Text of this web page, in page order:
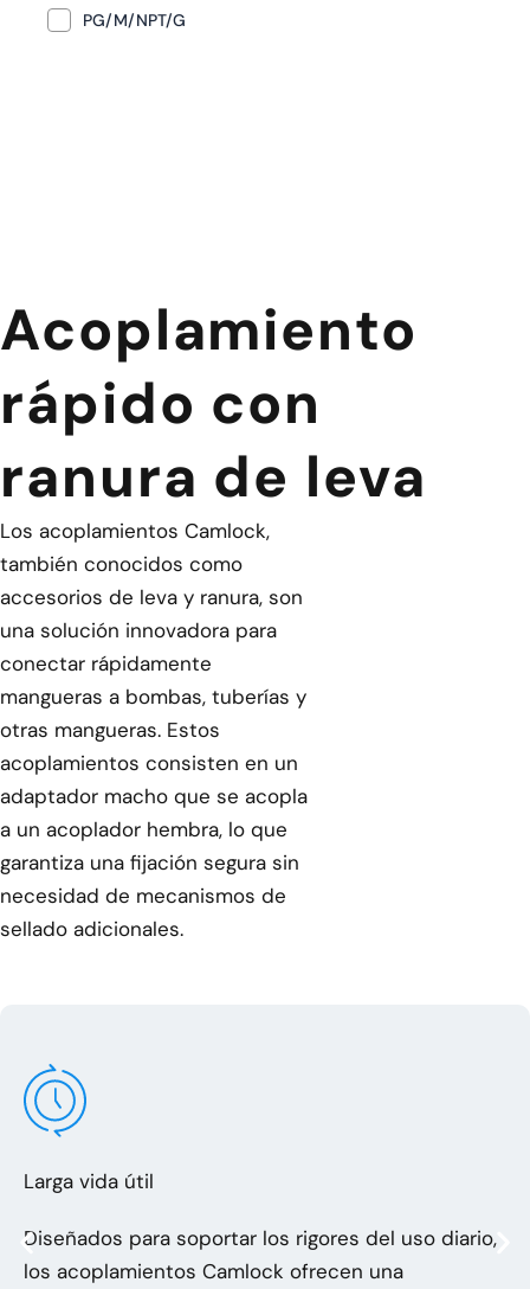
PG/M/NPT/G
Acoplamiento
rápido con
ranura de leva
Los acoplamientos Camlock,
también conocidos como
accesorios de leva y ranura, son
una solución innovadora para
conectar rápidamente
mangueras a bombas, tuberías y
otras mangueras. Estos
acoplamientos consisten en un
adaptador macho que se acopla
a un acoplador hembra, lo que
garantiza una fijación segura sin
necesidad de mecanismos de
sellado adicionales.
Larga vida útil
Diseñados para soportar los rigores del uso diario,
los acoplamientos Camlock ofrecen una